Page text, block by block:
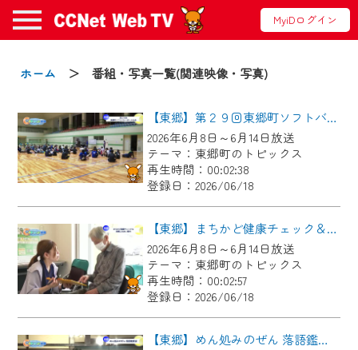
MyiDログイン
ホーム ＞ 番組・写真一覧(関連映像・写真)
【東郷】第２９回東郷町ソフトバレーボール大会
2026年6月8日～6月14日放送
テーマ：東郷町のトピックス
再生時間：00:02:38
登録日：2026/06/18
【東郷】まちかど健康チェック＆東郷ふれあい朝市
2026年6月8日～6月14日放送
テーマ：東郷町のトピックス
再生時間：00:02:57
登録日：2026/06/18
【東郷】めん処みのぜん 落語鑑賞会
お知らせ
2024/09/02
動画配信サービス『CCNet Web TV』は2024
年9月24日からリニューアルします！
【変更点】
◆デザイン変更により、お住まいの地域
の動画コンテンツが一目瞭然。
◆当社アプリやＰＣブラウザから、いつ
でも・どこでも・外出先でも！
CCNetサービスエリア20市町の地域情報
番組をご視聴いただけます！